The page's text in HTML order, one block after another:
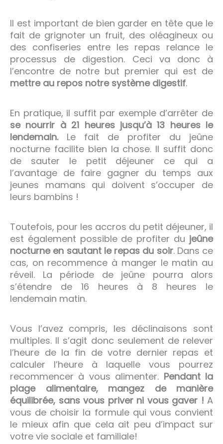
Il est important de bien garder en tête que le
fait de grignoter un fruit, des oléagineux ou
des confiseries entre les repas relance le
processus de digestion. Ceci va donc à
l’encontre de notre but premier qui est de
mettre au repos notre système digestif.
En pratique, il suffit par exemple d’arrêter de
se nourrir à 21 heures jusqu’à 13 heures le
lendemain.Le fait de profiter du jeûne
nocturne facilite bien la chose. Il suffit donc
de sauter le petit déjeuner ce qui a
l’avantage de faire gagner du temps aux
jeunes mamans qui doivent s’occuper de
leurs bambins !
Toutefois, pour les accros du petit déjeuner, il
est également possible de profiter du jeûne
nocturne en sautant le repas du soir. Dans ce
cas, on recommence à manger le matin au
réveil. La période de jeûne pourra alors
s’étendre de 16 heures à 8 heures le
lendemain matin.
Vous l’avez compris, les déclinaisons sont
multiples. Il s’agit donc seulement de relever
l’heure de la fin de votre dernier repas et
calculer l’heure à laquelle vous pourrez
recommencer à vous alimenter. Pendant la
plage alimentaire, mangez de manière
équilibrée, sans vous priver ni vous gaver ! A
vous de choisir la formule qui vous convient
le mieux afin que cela ait peu d’impact sur
votre vie sociale et familiale!